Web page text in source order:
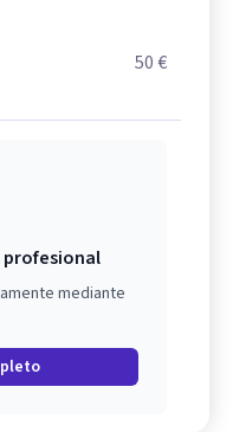
50 €
profesional
mediante